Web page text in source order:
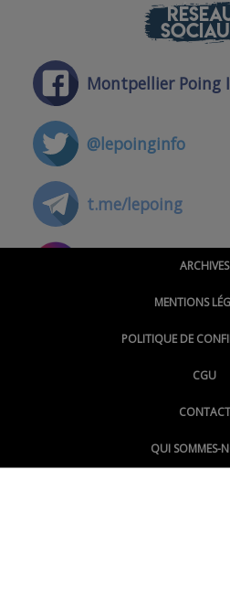
Montpellier Poing
@lepoinginfo
t.me/lepoing
ARCHIVES
MENTIONS
POLITIQUE DE
CGU
CONTACT
QUI SOMMES-